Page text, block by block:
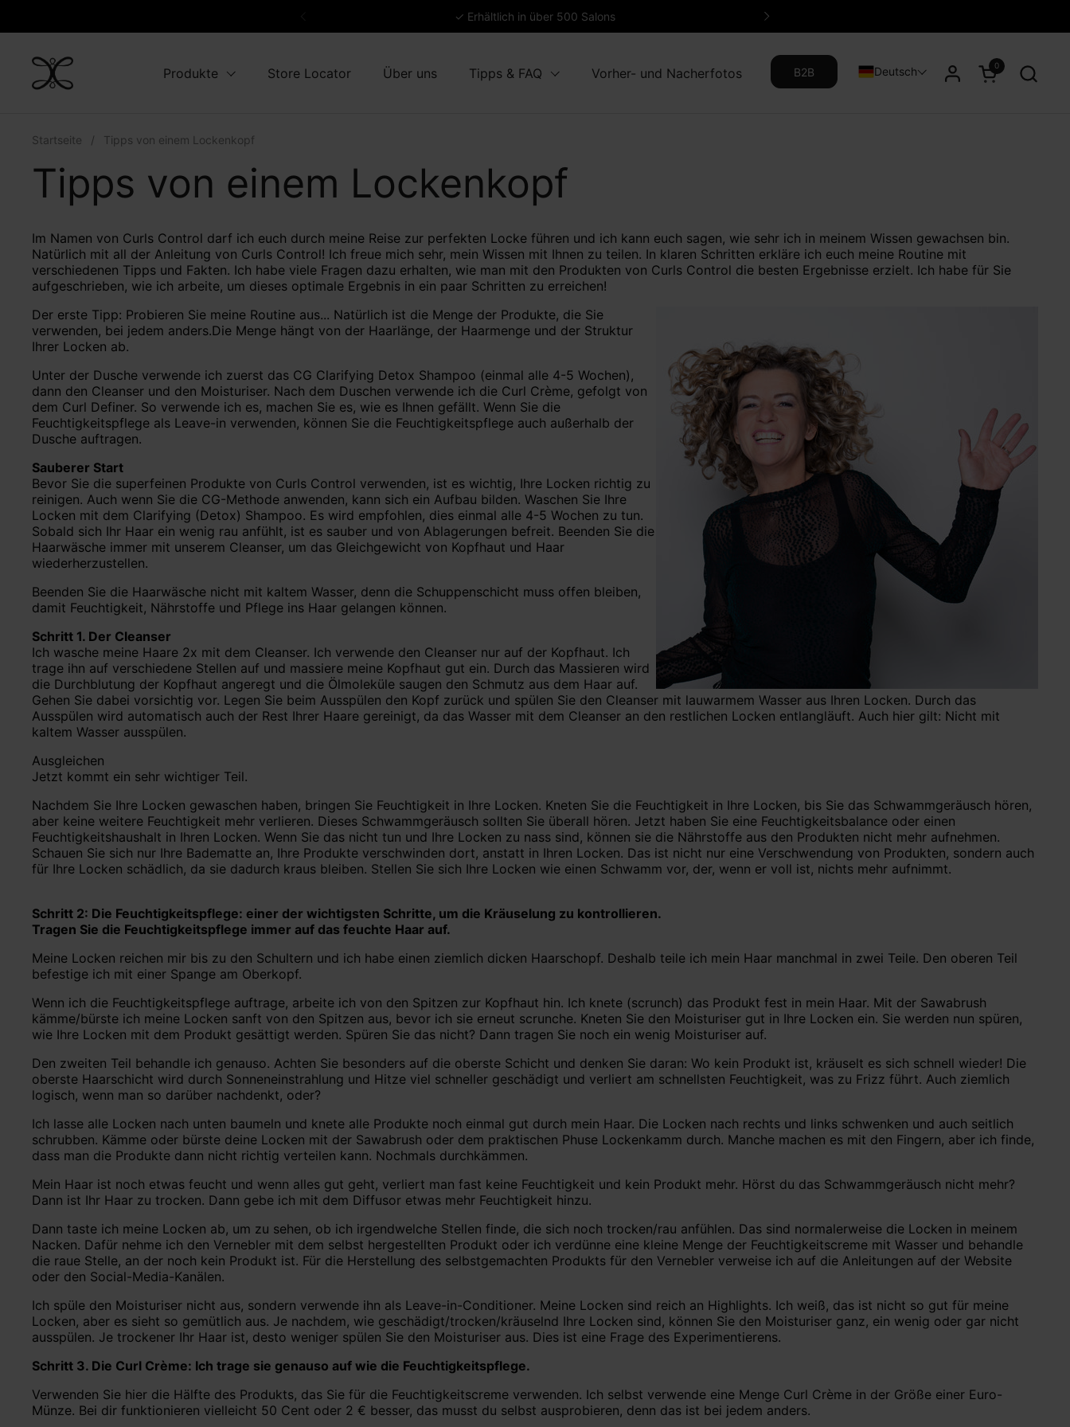
✓ Erhältlich in über 500 Salons Weiter
NLDeutsch Warenkorb
0
Produkte Store Locator Über uns Tipps & FAQ Vorher- und Nacherfotos B2B
Startseite / Tipps von einem Lockenkopf
Tipps von einem Lockenkopf
Im Namen von Curls Control darf ich euch durch meine Reise zur perfekten Locke führen und ich kann euch sagen, wie sehr ich in meinem Wissen gewachsen bin.
Natürlich mit all der Anleitung von Curls Control! Ich freue mich sehr, mein Wissen mit Ihnen zu teilen. In klaren Schritten erkläre ich euch meine Routine mit
verschiedenen Tipps und Fakten. Ich habe viele Fragen dazu erhalten, wie man mit den Produkten von Curls Control die besten Ergebnisse erzielt. Ich habe für Sie
aufgeschrieben, wie ich arbeite, um dieses optimale Ergebnis in ein paar Schritten zu erreichen!
Der erste Tipp: Probieren Sie meine Routine aus... Natürlich ist die Menge der Produkte, die Sie
verwenden, bei jedem anders.Die Menge hängt von der Haarlänge, der Haarmenge und der Struktur
Ihrer Locken ab.
Unter der Dusche verwende ich zuerst das CG Clarifying Detox Shampoo (einmal alle 4-5 Wochen),
dann den Cleanser und den Moisturiser. Nach dem Duschen verwende ich die Curl Crème, gefolgt von
dem Curl Definer. So verwende ich es, machen Sie es, wie es Ihnen gefällt. Wenn Sie die
Feuchtigkeitspflege als Leave-in verwenden, können Sie die Feuchtigkeitspflege auch außerhalb der
Dusche auftragen.
Sauberer Start
Bevor Sie die superfeinen Produkte von Curls Control verwenden, ist es wichtig, Ihre Locken richtig zu
reinigen. Auch wenn Sie die CG-Methode anwenden, kann sich ein Aufbau bilden. Waschen Sie Ihre
Locken mit dem Clarifying (Detox) Shampoo. Es wird empfohlen, dies einmal alle 4-5 Wochen zu tun.
Sobald sich Ihr Haar ein wenig rau anfühlt, ist es sauber und von Ablagerungen befreit. Beenden Sie die
Haarwäsche immer mit unserem Cleanser, um das Gleichgewicht von Kopfhaut und Haar
wiederherzustellen.
Beenden Sie die Haarwäsche nicht mit kaltem Wasser, denn die Schuppenschicht muss offen bleiben,
damit Feuchtigkeit, Nährstoffe und Pflege ins Haar gelangen können.
Schritt 1. Der Cleanser
Ich wasche meine Haare 2x mit dem Cleanser. Ich verwende den Cleanser nur auf der Kopfhaut. Ich
trage ihn auf verschiedene Stellen auf und massiere meine Kopfhaut gut ein. Durch das Massieren wird
die Durchblutung der Kopfhaut angeregt und die Ölmoleküle saugen den Schmutz aus dem Haar auf.
Gehen Sie dabei vorsichtig vor. Legen Sie beim Ausspülen den Kopf zurück und spülen Sie den Cleanser mit lauwarmem Wasser aus Ihren Locken. Durch das
Ausspülen wird automatisch auch der Rest Ihrer Haare gereinigt, da das Wasser mit dem Cleanser an den restlichen Locken entlangläuft. Auch hier gilt: Nicht mit
kaltem Wasser ausspülen.
Ausgleichen
Jetzt kommt ein sehr wichtiger Teil.
Nachdem Sie Ihre Locken gewaschen haben, bringen Sie Feuchtigkeit in Ihre Locken. Kneten Sie die Feuchtigkeit in Ihre Locken, bis Sie das Schwammgeräusch hören,
aber keine weitere Feuchtigkeit mehr verlieren. Dieses Schwammgeräusch sollten Sie überall hören. Jetzt haben Sie eine Feuchtigkeitsbalance oder einen
Feuchtigkeitshaushalt in Ihren Locken. Wenn Sie das nicht tun und Ihre Locken zu nass sind, können sie die Nährstoffe aus den Produkten nicht mehr aufnehmen.
Schauen Sie sich nur Ihre Badematte an, Ihre Produkte verschwinden dort, anstatt in Ihren Locken. Das ist nicht nur eine Verschwendung von Produkten, sondern auch
für Ihre Locken schädlich, da sie dadurch kraus bleiben. Stellen Sie sich Ihre Locken wie einen Schwamm vor, der, wenn er voll ist, nichts mehr aufnimmt.
Schritt 2: Die Feuchtigkeitspflege: einer der wichtigsten Schritte, um die Kräuselung zu kontrollieren.
Tragen Sie die Feuchtigkeitspflege immer auf das feuchte Haar auf.
Meine Locken reichen mir bis zu den Schultern und ich habe einen ziemlich dicken Haarschopf. Deshalb teile ich mein Haar manchmal in zwei Teile. Den oberen Teil
befestige ich mit einer Spange am Oberkopf.
Wenn ich die Feuchtigkeitspflege auftrage, arbeite ich von den Spitzen zur Kopfhaut hin. Ich knete (scrunch) das Produkt fest in mein Haar. Mit der Sawabrush
kämme/bürste ich meine Locken sanft von den Spitzen aus, bevor ich sie erneut scrunche. Kneten Sie den Moisturiser gut in Ihre Locken ein. Sie werden nun spüren,
wie Ihre Locken mit dem Produkt gesättigt werden. Spüren Sie das nicht? Dann tragen Sie noch ein wenig Moisturiser auf.
Den zweiten Teil behandle ich genauso. Achten Sie besonders auf die oberste Schicht und denken Sie daran: Wo kein Produkt ist, kräuselt es sich schnell wieder! Die
oberste Haarschicht wird durch Sonneneinstrahlung und Hitze viel schneller geschädigt und verliert am schnellsten Feuchtigkeit, was zu Frizz führt. Auch ziemlich
logisch, wenn man so darüber nachdenkt, oder?
Ich lasse alle Locken nach unten baumeln und knete alle Produkte noch einmal gut durch mein Haar. Die Locken nach rechts und links schwenken und auch seitlich
schrubben. Kämme oder bürste deine Locken mit der Sawabrush oder dem praktischen Phuse Lockenkamm durch. Manche machen es mit den Fingern, aber ich finde,
dass man die Produkte dann nicht richtig verteilen kann. Nochmals durchkämmen.
Mein Haar ist noch etwas feucht und wenn alles gut geht, verliert man fast keine Feuchtigkeit und kein Produkt mehr. Hörst du das Schwammgeräusch nicht mehr?
Dann ist Ihr Haar zu trocken. Dann gebe ich mit dem Diffusor etwas mehr Feuchtigkeit hinzu.
Dann taste ich meine Locken ab, um zu sehen, ob ich irgendwelche Stellen finde, die sich noch trocken/rau anfühlen. Das sind normalerweise die Locken in meinem
Nacken. Dafür nehme ich den Vernebler mit dem selbst hergestellten Produkt oder ich verdünne eine kleine Menge der Feuchtigkeitscreme mit Wasser und behandle
die raue Stelle, an der noch kein Produkt ist. Für die Herstellung des selbstgemachten Produkts für den Vernebler verweise ich auf die Anleitungen auf der Website
oder den Social-Media-Kanälen.
Ich spüle den Moisturiser nicht aus, sondern verwende ihn als Leave-in-Conditioner. Meine Locken sind reich an Highlights. Ich weiß, das ist nicht so gut für meine
Locken, aber es sieht so gemütlich aus. Je nachdem, wie geschädigt/trocken/kräuselnd Ihre Locken sind, können Sie den Moisturiser ganz, ein wenig oder gar nicht
ausspülen. Je trockener Ihr Haar ist, desto weniger spülen Sie den Moisturiser aus. Dies ist eine Frage des Experimentierens.
Schritt 3. Die Curl Crème: Ich trage sie genauso auf wie die Feuchtigkeitspflege.
Verwenden Sie hier die Hälfte des Produkts, das Sie für die Feuchtigkeitscreme verwenden. Ich selbst verwende eine Menge Curl Crème in der Größe einer Euro-
Münze. Bei dir funktionieren vielleicht 50 Cent oder 2 € besser, das musst du selbst ausprobieren, denn das ist bei jedem anders.